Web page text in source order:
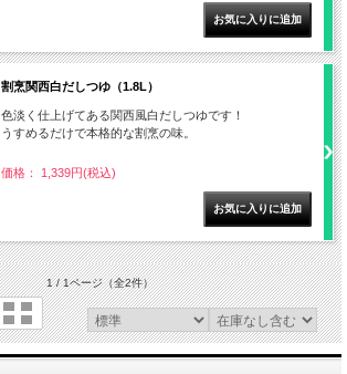
割烹関西白だしつゆ（1.8L）
色淡く仕上げてある関西風白だしつゆです！
うすめるだけで本格的な割烹の味。
価格： 1,339円(税込)
1 / 1ページ（全2件）